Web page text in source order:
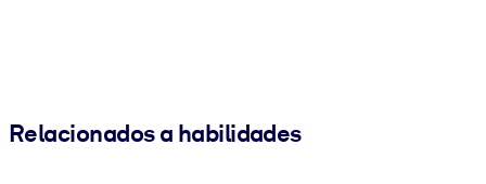
Relacionados a habilidades